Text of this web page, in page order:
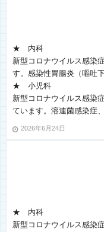
★ 内科
新型コロナウイルス感染
す。感染性胃腸炎（嘔吐
★ 小児科
新型コロナウイルス感染
ています。溶連菌感染症
2026年6月24日
★ 内科
新型コロナウイルス感染